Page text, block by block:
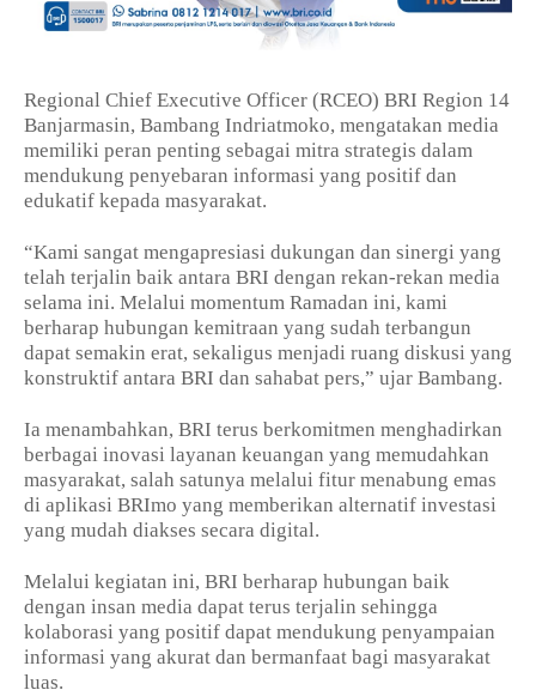
Regional Chief Executive Officer (RCEO) BRI Region 14
Banjarmasin, Bambang Indriatmoko, mengatakan media
memiliki peran penting sebagai mitra strategis dalam
mendukung penyebaran informasi yang positif dan
edukatif kepada masyarakat.
“Kami sangat mengapresiasi dukungan dan sinergi yang
telah terjalin baik antara BRI dengan rekan-rekan media
selama ini. Melalui momentum Ramadan ini, kami
berharap hubungan kemitraan yang sudah terbangun
dapat semakin erat, sekaligus menjadi ruang diskusi yang
konstruktif antara BRI dan sahabat pers,” ujar Bambang.
Ia menambahkan, BRI terus berkomitmen menghadirkan
berbagai inovasi layanan keuangan yang memudahkan
masyarakat, salah satunya melalui fitur menabung emas
di aplikasi BRImo yang memberikan alternatif investasi
yang mudah diakses secara digital.
Melalui kegiatan ini, BRI berharap hubungan baik
dengan insan media dapat terus terjalin sehingga
kolaborasi yang positif dapat mendukung penyampaian
informasi yang akurat dan bermanfaat bagi masyarakat
luas.